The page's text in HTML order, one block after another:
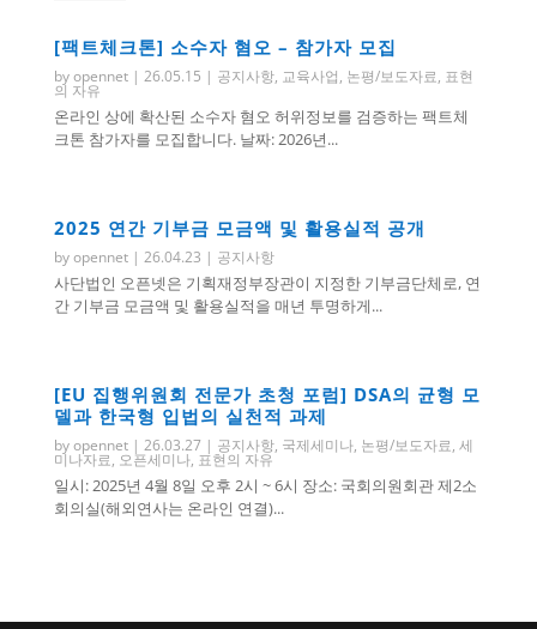
[팩트체크톤] 소수자 혐오 – 참가자 모집
byopennet| 26.05.15 | 공지사항, 교육사업, 논평/보도자료, 표현
의 자유
온라인 상에 확산된 소수자 혐오 허위정보를 검증하는 팩트체
크톤 참가자를 모집합니다. 날짜: 2026년...
2025 연간 기부금 모금액 및 활용실적 공개
byopennet| 26.04.23 | 공지사항
사단법인 오픈넷은 기획재정부장관이 지정한 기부금단체로, 연
간 기부금 모금액 및 활용실적을 매년 투명하게...
[EU 집행위원회 전문가 초청 포럼] DSA의 균형 모
델과 한국형 입법의 실천적 과제
byopennet| 26.03.27| 공지사항, 국제세미나, 논평/보도자료, 세
미나자료, 오픈세미나, 표현의 자유
일시: 2025년 4월 8일 오후 2시 ~ 6시 장소: 국회의원회관 제2소
회의실(해외연사는 온라인 연결)...